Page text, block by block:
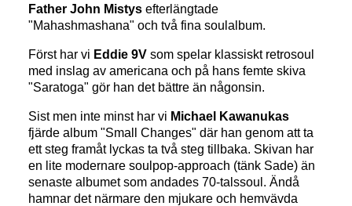
Father John Mistys efterlängtade
"Mahashmashana" och två fina soulalbum.
Först har vi Eddie 9V som spelar klassiskt retrosoul
med inslag av americana och på hans femte skiva
"Saratoga" gör han det bättre än någonsin.
Sist men inte minst har vi Michael Kawanukas
fjärde album "Small Changes" där han genom att ta
ett steg framåt lyckas ta två steg tillbaka. Skivan har
en lite modernare soulpop-approach (tänk Sade) än
senaste albumet som andades 70-talssoul. Ändå
hamnar det närmare den mjukare och hemvävda